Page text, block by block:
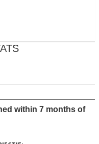
within 7 months of